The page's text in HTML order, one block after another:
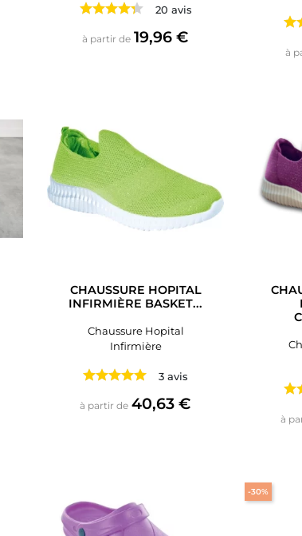
20 avis
à partir de Prix
19,96 €
à
CHAUSSURE HOPITAL
INFIRMIÈRE BASKET...
Chaussure Hopital
Infirmière
3 avis
à partir de Prix
40,63 €
à
-30%